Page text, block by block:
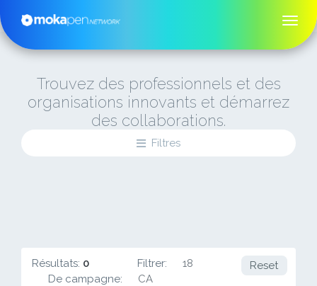
Trouvez des professionnels et des
organisations innovants et démarrez
des collaborations.
Filtres
Résultats: 0 Filtrer:
18
De campagne:
CA
Reset